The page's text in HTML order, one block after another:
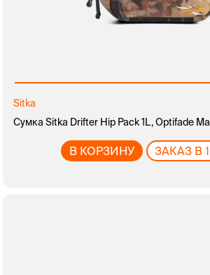
Sitka
Сумка Sitka Drifter Hip Pack 1L, Optifade
В КОРЗИНУ ЗАКАЗ В